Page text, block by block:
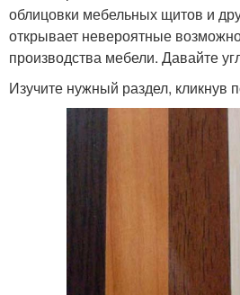
облицовки мебельных щитов и
открывает невероятные
производства мебели. Давайте
Изучите нужный раздел, кликнув